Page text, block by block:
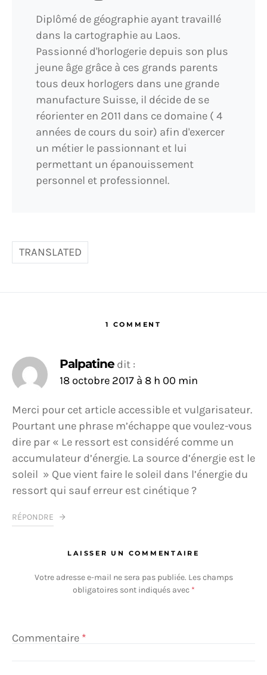
Diplômé de géographie ayant travaillé
dans la cartographie au Laos.
Passionné d'horlogerie depuis son plus
jeune âge grâce à ces grands parents
tous deux horlogers dans une grande
manufacture Suisse, il décide de se
réorienter en 2011 dans ce domaine ( 4
années de cours du soir) afin d'exercer
un métier le passionnant et lui
permettant un épanouissement
personnel et professionnel.
TRANSLATED
1 COMMENT
Palpatine dit :
18 octobre 2017 à 8 h 00 min
Merci pour cet article accessible et vulgarisateur.
Pourtant une phrase m’échappe que voulez-vous
dire par « Le ressort est considéré comme un
accumulateur d’énergie. La source d’énergie est le
soleil » Que vient faire le soleil dans l’énergie du
ressort qui sauf erreur est cinétique ?
RÉPONDRE
LAISSER UN COMMENTAIRE
Votre adresse e-mail ne sera pas publiée. Les champs
obligatoires sont indiqués avec *
Commentaire *